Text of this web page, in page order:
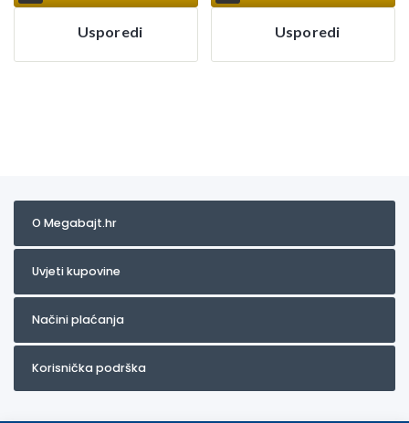
Usporedi Usporedi
O Megabajt.hr
Uvjeti kupovine
Načini plaćanja
Korisnička podrška